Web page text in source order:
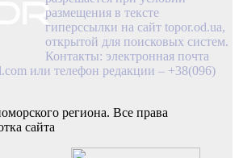
размещения в тексте
гиперссылки на сайт topor.od.ua,
открытой для поисковых систем.
Контакты: электронная почта
или телефон редакции – +38(096)
региона. Все права
сайта